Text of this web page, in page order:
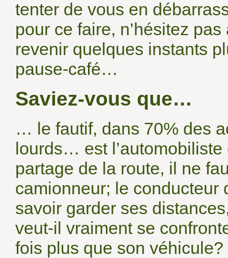
tenter de vous en
pour ce faire, n’hésitez
revenir quelques instants
pause-café…
Saviez-vous que…
… le fautif, dans 70% des
lourds… est l’automobiliste
partage de la route, il ne
camionneur; le conducteur
savoir garder ses
veut-il vraiment se
fois plus que son véhicule?